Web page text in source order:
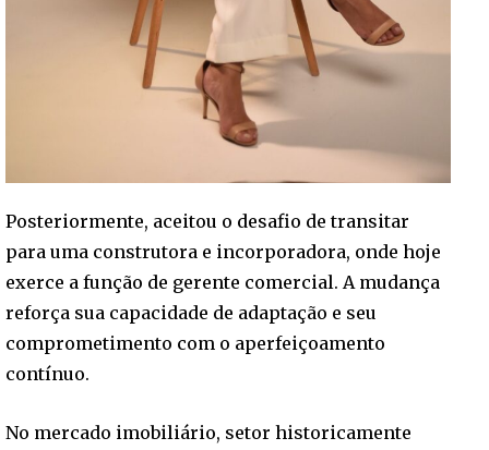
Posteriormente, aceitou o desafio de transitar
para uma construtora e incorporadora, onde hoje
exerce a função de gerente comercial. A mudança
reforça sua capacidade de adaptação e seu
comprometimento com o aperfeiçoamento
contínuo.
No mercado imobiliário, setor historicamente